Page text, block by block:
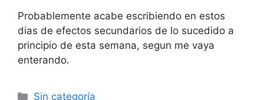
Probablemente acabe escribiendo en estos
dias de efectos secundarios de lo sucedido a
principio de esta semana, segun me vaya
enterando.
Categorías
Sin categoría